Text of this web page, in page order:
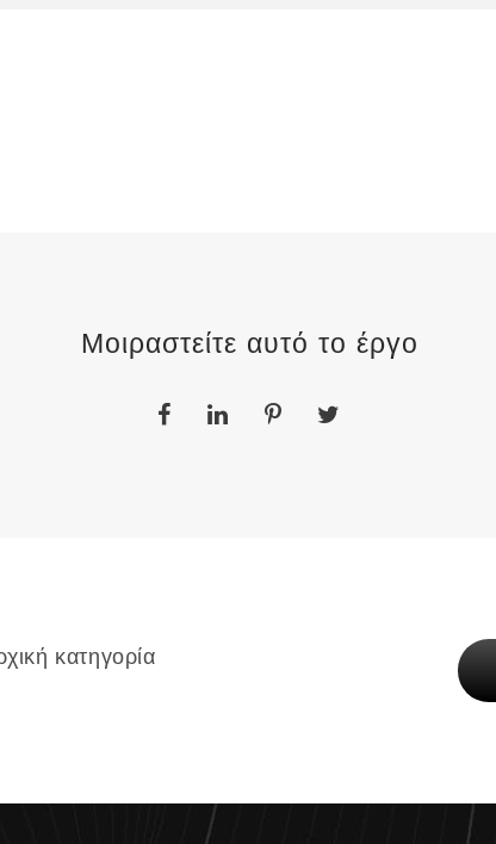
Μοιραστείτε αυτό το έργο
κατηγορία